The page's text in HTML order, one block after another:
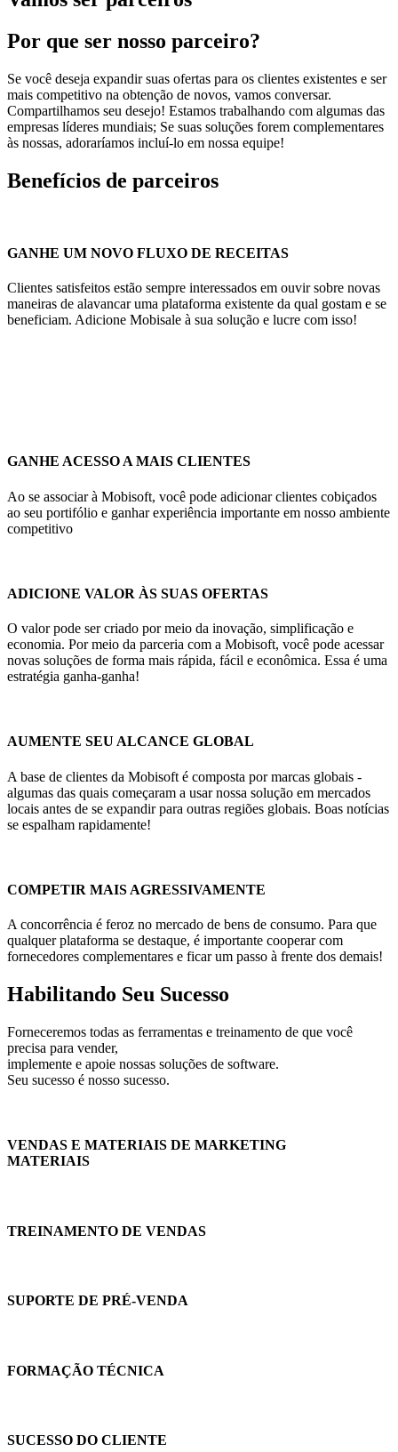
Por que ser nosso parceiro?
Se você deseja expandir suas ofertas para os clientes existentes e ser
mais competitivo na obtenção de novos, vamos conversar.
Compartilhamos seu desejo! Estamos trabalhando com algumas das
empresas líderes mundiais; Se suas soluções forem complementares
às nossas, adoraríamos incluí-lo em nossa equipe!
Benefícios de parceiros
GANHE UM NOVO FLUXO DE RECEITAS
Clientes satisfeitos estão sempre interessados ​​em ouvir sobre novas
maneiras de alavancar uma plataforma existente da qual gostam e se
beneficiam. Adicione Mobisale à sua solução e lucre com isso!
GANHE ACESSO A MAIS CLIENTES
Ao se associar à Mobisoft, você pode adicionar clientes cobiçados
ao seu portifólio e ganhar experiência importante em nosso ambiente
competitivo
ADICIONE VALOR ÀS SUAS OFERTAS
O valor pode ser criado por meio da inovação, simplificação e
economia. Por meio da parceria com a Mobisoft, você pode acessar
novas soluções de forma mais rápida, fácil e econômica. Essa é uma
estratégia ganha-ganha!
AUMENTE SEU ALCANCE GLOBAL
A base de clientes da Mobisoft é composta por marcas globais -
algumas das quais começaram a usar nossa solução em mercados
locais antes de se expandir para outras regiões globais. Boas notícias
se espalham rapidamente!
COMPETIR MAIS AGRESSIVAMENTE
A concorrência é feroz no mercado de bens de consumo. Para que
qualquer plataforma se destaque, é importante cooperar com
fornecedores complementares e ficar um passo à frente dos demais!
Habilitando Seu Sucesso
Forneceremos todas as ferramentas e treinamento de que você
precisa para vender,
implemente e apoie nossas soluções de software.
Seu sucesso é nosso sucesso.
VENDAS E MATERIAIS DE MARKETING
MATERIAIS
TREINAMENTO DE VENDAS
SUPORTE DE PRÉ-VENDA
FORMAÇÃO TÉCNICA
SUCESSO DO CLIENTE